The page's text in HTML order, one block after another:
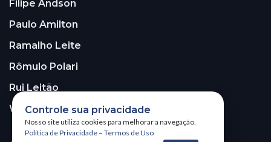
Filipe Andson
Paulo Amilton
Ramalho Leite
Rômulo Polari
Rui Leitão
Walter Santos
Controle sua privacidade
Nosso site utiliza cookies para melhorar a navegação.
Política de Privacidade – Termos de Uso